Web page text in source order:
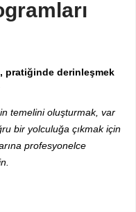
pratiğinde derinleşmek
temelini oluşturmak, var
bir yolculuğa çıkmak için
profesyonelce